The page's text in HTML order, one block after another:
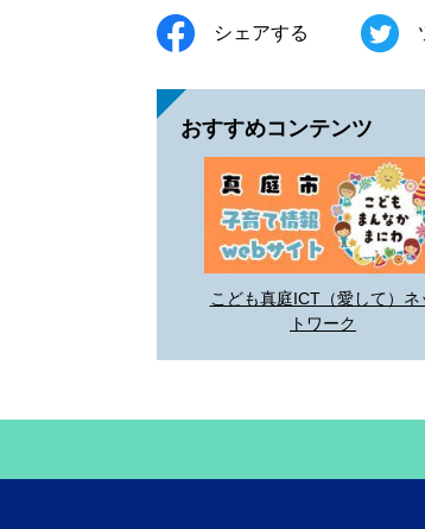
シェアする
おすすめコンテンツ
こども真庭ICT（愛して）ネ
トワーク